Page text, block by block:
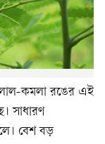
কমলা রঙের এই
সাধারণ
বেশ বড়